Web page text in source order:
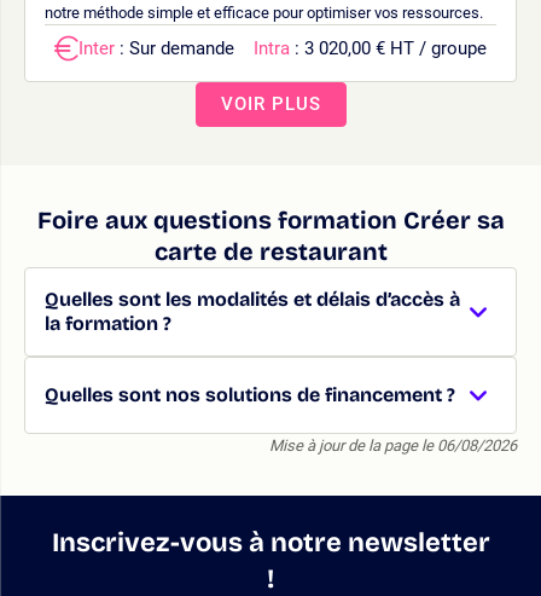
notre méthode simple et efficace pour optimiser vos ressources.
Inter : Sur demande Intra : 3 020,00 € HT / groupe
VOIR PLUS
Foire aux questions formation Créer sa
carte de restaurant
Quelles sont les modalités et délais d’accès à
la formation ?
Quelles sont nos solutions de financement ?
Mise à jour de la page le 06/08/2026
Inscrivez-vous à notre newsletter
!